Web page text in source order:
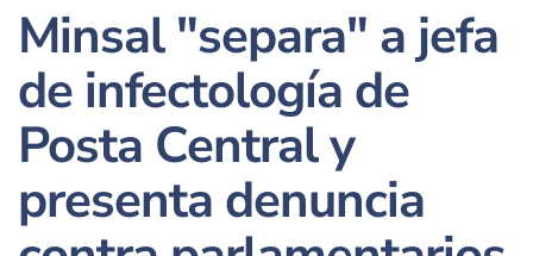
Minsal "separa" a jefa
de infectología de
Posta Central y
presenta denuncia